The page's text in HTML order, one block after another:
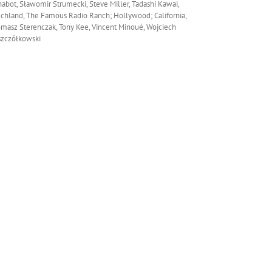
Sławomir Strumecki, Steve Miller, Tadashi Kawai,
The Famous Radio Ranch; Hollywood; California,
Sterenczak, Tony Kee, Vincent Minoué, Wojciech